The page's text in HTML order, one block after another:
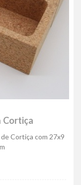
Cortiça
Cortiça com 27x9